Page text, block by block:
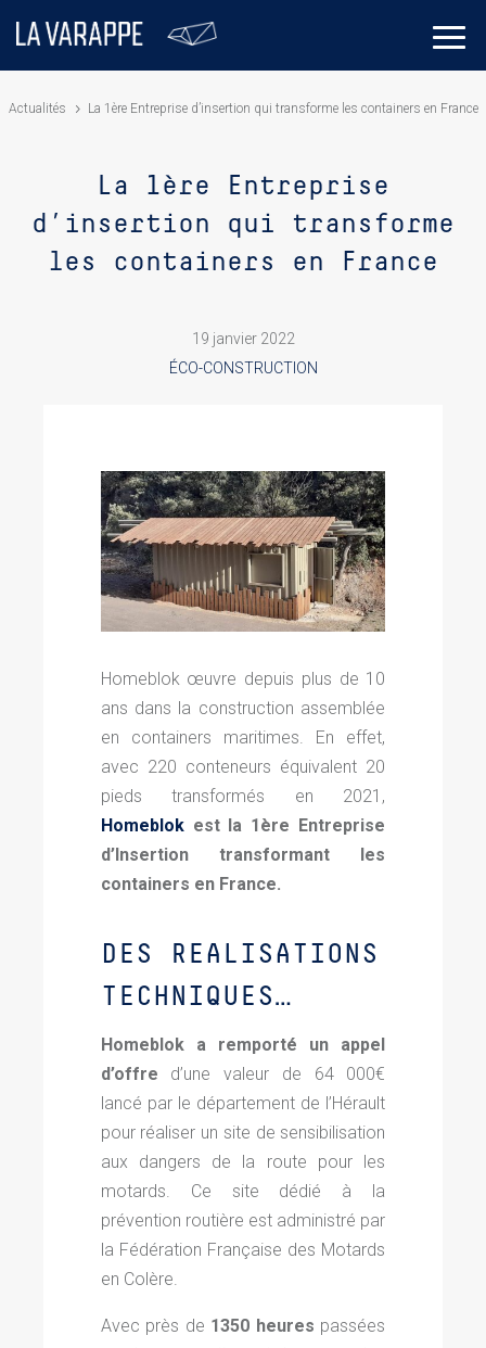
Actualités La 1ère Entreprise d’insertion qui transforme les containers en France
La 1ère Entreprise
d’insertion qui transforme
les containers en France
19 janvier 2022
ÉCO-CONSTRUCTION
Homeblok œuvre depuis plus de 10
ans dans la construction assemblée
en containers maritimes. En effet,
avec 220 conteneurs équivalent 20
pieds transformés en 2021,
Homeblokest la 1ère Entreprise
d’Insertion transformant les
containers en France.
DES REALISATIONS
TECHNIQUES…
Homeblok a remporté un appel
d’offre d’une valeur de 64 000€
lancé par le département de l’Hérault
pour réaliser un site de sensibilisation
aux dangers de la route pour les
motards. Ce site dédié à la
prévention routière est administré par
la Fédération Française des Motards
en Colère.
Avec près de 1350 heures passées